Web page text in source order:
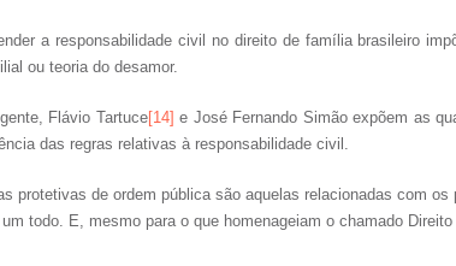
a responsabilidade civil no direito de família brasileiro
ou teoria do desamor.
Flávio Tartuce[14] e José Fernando Simão expõem as
das regras relativas à responsabilidade civil.
protetivas de ordem pública são aquelas relacionadas com
todo. E, mesmo para o que homenageiam o chamado